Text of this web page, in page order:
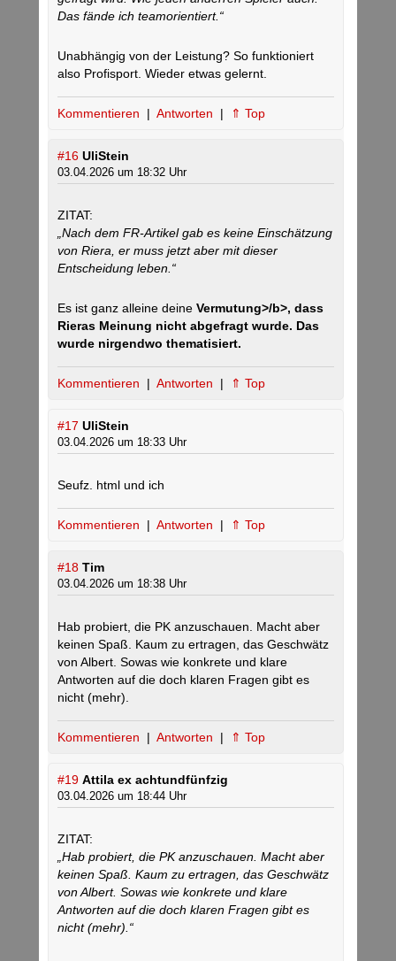
Das fände ich teamorientiert.“
Unabhängig von der Leistung? So funktioniert
also Profisport. Wieder etwas gelernt.
Kommentieren | Antworten | ⇑ Top
#16 UliStein
03.04.2026 um 18:32 Uhr
ZITAT:
„Nach dem FR-Artikel gab es keine Einschätzung
von Riera, er muss jetzt aber mit dieser
Entscheidung leben.“
Es ist ganz alleine deine Vermutung>/b>, dass
Rieras Meinung nicht abgefragt wurde. Das
wurde nirgendwo thematisiert.
Kommentieren | Antworten | ⇑ Top
#17 UliStein
03.04.2026 um 18:33 Uhr
Seufz. html und ich
Kommentieren | Antworten | ⇑ Top
#18 Tim
03.04.2026 um 18:38 Uhr
Hab probiert, die PK anzuschauen. Macht aber
keinen Spaß. Kaum zu ertragen, das Geschwätz
von Albert. Sowas wie konkrete und klare
Antworten auf die doch klaren Fragen gibt es
nicht (mehr).
Kommentieren | Antworten | ⇑ Top
#19 Attila ex achtundfünfzig
03.04.2026 um 18:44 Uhr
ZITAT:
„Hab probiert, die PK anzuschauen. Macht aber
keinen Spaß. Kaum zu ertragen, das Geschwätz
von Albert. Sowas wie konkrete und klare
Antworten auf die doch klaren Fragen gibt es
nicht (mehr).“